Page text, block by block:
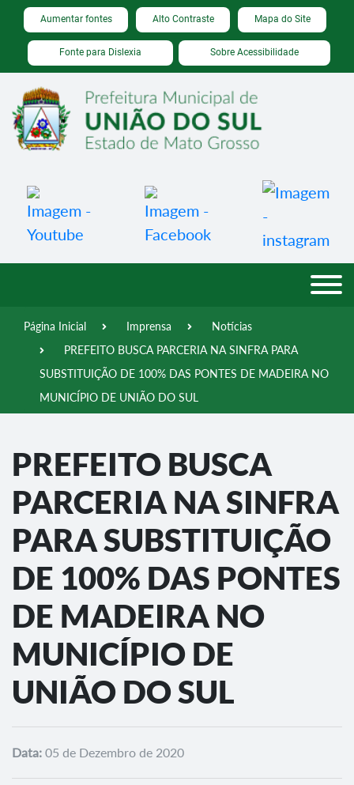
Seção de atalhos e links de acessibilidade
Ir para o conteúdo [alt+1]
Ir para o menu [alt+2]
Ir para a busca [alt+3]
Ir para o rodapé [alt+4]
Aumentar fontes Alto Contraste Mapa do Site
Fonte para Dislexia Sobre Acessibilidade
Página Inicial Imprensa
Notícias
PREFEITO BUSCA PARCERIA NA SINFRA PARA
SUBSTITUIÇÃO DE 100% DAS PONTES DE MADEIRA NO
MUNICÍPIO DE UNIÃO DO SUL
PREFEITO BUSCA
PARCERIA NA SINFRA
PARA SUBSTITUIÇÃO
DE 100% DAS PONTES
DE MADEIRA NO
MUNICÍPIO DE
UNIÃO DO SUL
Data: 05 de Dezembro de 2020